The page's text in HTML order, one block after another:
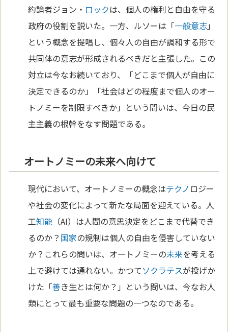
約論者ジョン・ ロックは、個人の権利と自由を守る
政府の役割を説いた。一方、ルソーは「一般意志」
という概念を提唱し、個々人の自由が調和する形で
共同体の意志が形成されるべきだと主張した。この
対立は今なお続いており、「どこまで個人が自由に
決定できるのか」「社会はどの程度まで個人のオー
トノミーを制限すべきか」という問いは、今日の民
主主義の根幹をなす問題である。
オートノミーの未来へ向けて
現代において、オートノミーの概念はテクノ ロジー
や社会の変化によって新たな局面を迎えている。人
工知能 （AI）は人間の意思決定をどこまで代替でき
るのか？ 国家の規制は個人の自由を侵害していない
か？これらの問いは、オートノミーの未来を考える
上で避けては通れない。かつてソクラテスが投げか
けた「善き生とは何か？」という問いは、今なお人
類にとって最も重要な問題の一つなのである。